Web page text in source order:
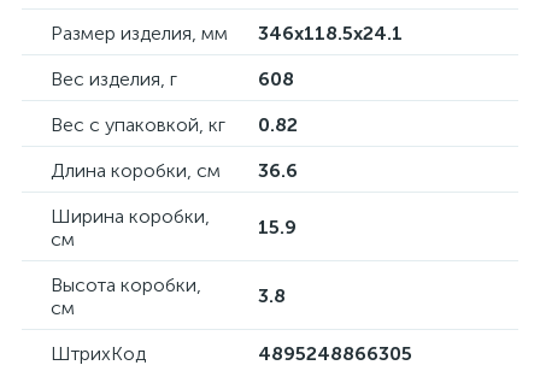
Размер изделия, мм
346х118.5х24.1
Вес изделия, г
608
Вес с упаковкой, кг
0.82
Длина коробки, см
36.6
Ширина коробки,
см
15.9
Высота коробки,
см
3.8
ШтрихКод
4895248866305